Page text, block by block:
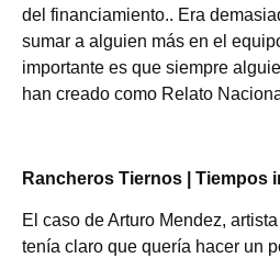
del financiamiento.. Era
sumar a alguien más en el
importante es que siempre
han creado como Relato
Rancheros Tiernos | Tiempos
El caso de Arturo Mendez,
tenía claro que quería hacer un